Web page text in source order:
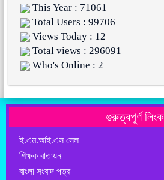
This Year : 71061
Total Users : 99706
Views Today : 12
Total views : 296091
Who's Online : 2
গুরুত্বপূর্ণ লিংক
ই.এম.আই.এস সেল
শিক্ষক বাতায়ন
বাংলা সংবাদ পত্র